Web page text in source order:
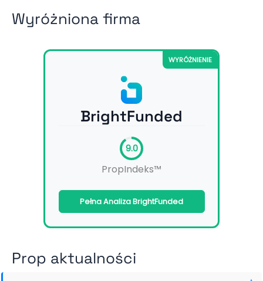
Wyróżniona firma
WYRÓŻNIENIE
BrightFunded
9.0
PropIndeks™
Pełna Analiza BrightFunded
Prop aktualności